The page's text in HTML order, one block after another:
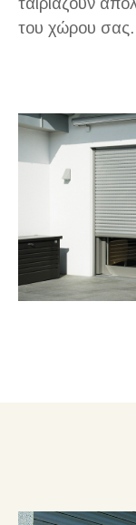
ταιριάζουν
του χώρου σας.